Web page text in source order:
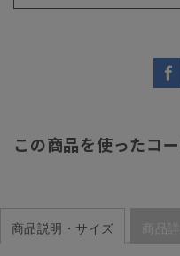
この商品を使ったコ
商品説明・サイズ 商品